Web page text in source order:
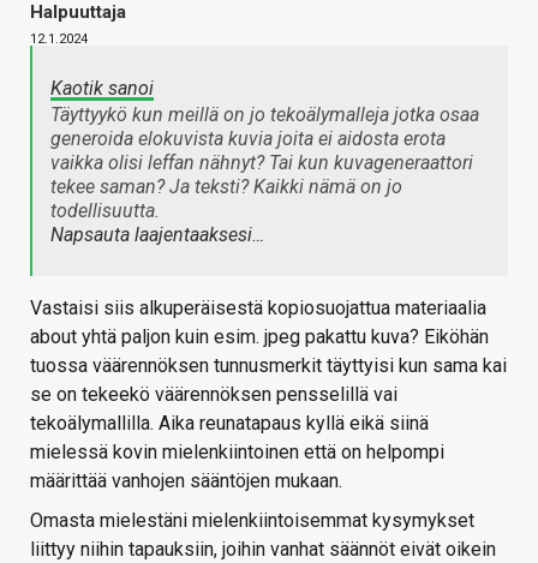
Halpuuttaja
12.1.2024
Kaotik sanoi
Täyttyykö kun meillä on jo tekoälymalleja jotka osaa
generoida elokuvista kuvia joita ei aidosta erota
vaikka olisi leffan nähnyt? Tai kun kuvageneraattori
tekee saman? Ja teksti? Kaikki nämä on jo
todellisuutta.
Napsauta laajentaaksesi…
Vastaisi siis alkuperäisestä kopiosuojattua materiaalia
about yhtä paljon kuin esim. jpeg pakattu kuva? Eiköhän
tuossa väärennöksen tunnusmerkit täyttyisi kun sama kai
se on tekeekö väärennöksen pensselillä vai
tekoälymallilla. Aika reunatapaus kyllä eikä siinä
mielessä kovin mielenkiintoinen että on helpompi
määrittää vanhojen sääntöjen mukaan.
Omasta mielestäni mielenkiintoisemmat kysymykset
liittyy niihin tapauksiin, joihin vanhat säännöt eivät oikein